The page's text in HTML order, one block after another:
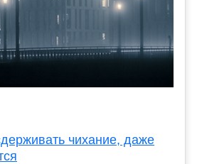
чихание, даже